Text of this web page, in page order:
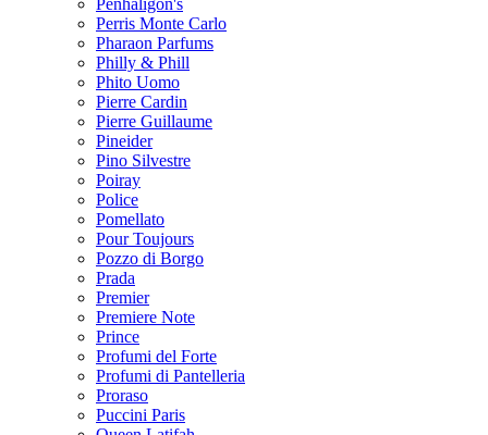
Penhaligon's
Perris Monte Carlo
Pharaon Parfums
Philly & Phill
Phito Uomo
Pierre Cardin
Pierre Guillaume
Pineider
Pino Silvestre
Poiray
Police
Pomellato
Pour Toujours
Pozzo di Borgo
Prada
Premier
Premiere Note
Prince
Profumi del Forte
Profumi di Pantelleria
Proraso
Puccini Paris